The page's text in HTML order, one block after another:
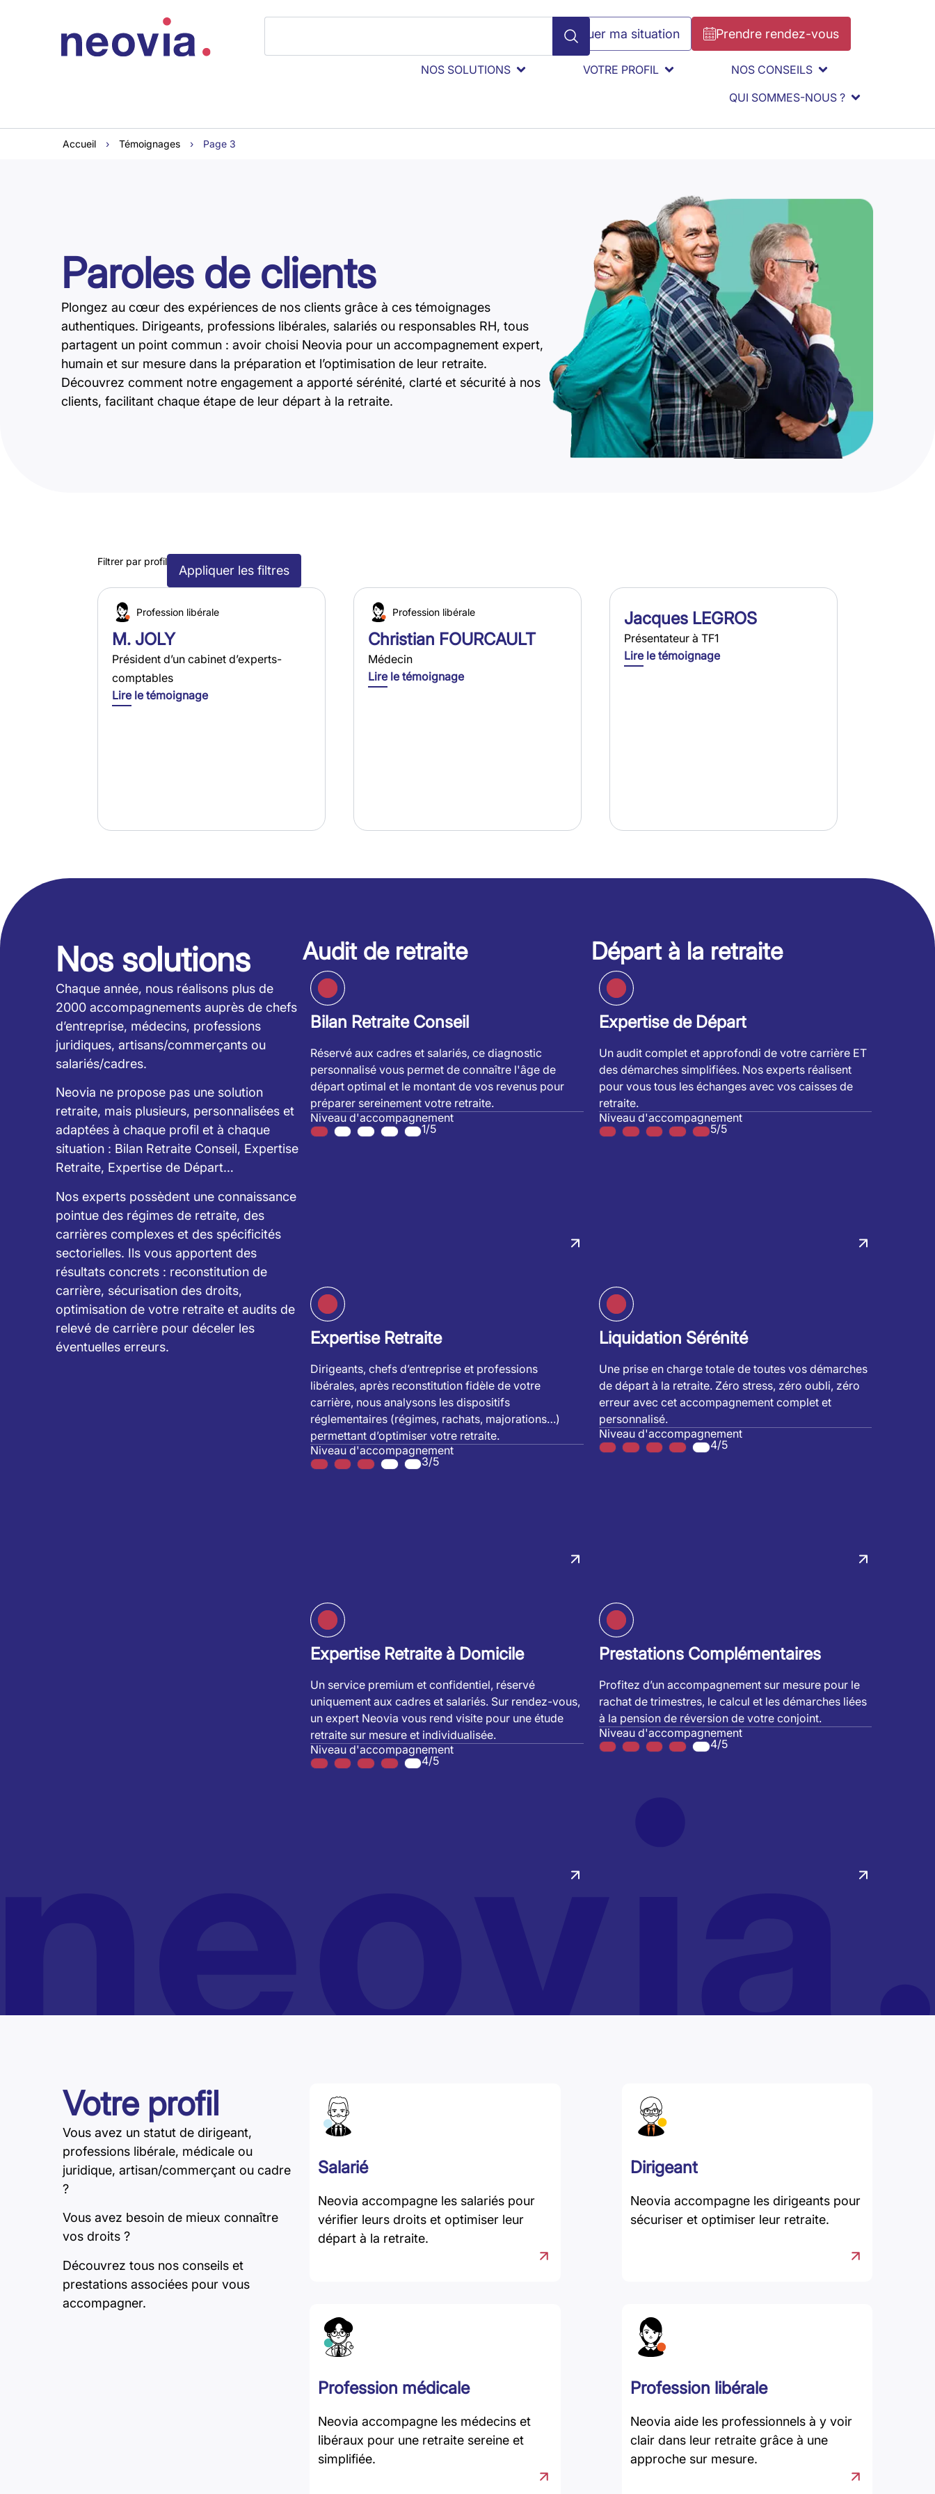
Évaluer ma situation Prendre rendez-vous
NOS SOLUTIONS VOTRE PROFIL
NOS CONSEILS
QUI SOMMES-NOUS ?
Accueil › Témoignages › Page 3
Paroles de clients
Plongez au cœur des expériences de nos clients grâce à ces témoignages
authentiques. Dirigeants, professions libérales, salariés ou responsables RH, tous
partagent un point commun : avoir choisi Neovia pour un accompagnement expert,
humain et sur mesure dans la préparation et l’optimisation de leur retraite.
Découvrez comment notre engagement a apporté sérénité, clarté et sécurité à nos
clients, facilitant chaque étape de leur départ à la retraite.
Filtrer par profil
Appliquer les filtres
Profession libérale
M. JOLY
Président d’un cabinet d’experts-
comptables
Lire le témoignage
Profession libérale
Christian FOURCAULT
Médecin
Lire le témoignage
Jacques LEGROS
Présentateur à TF1
Lire le témoignage
Nos solutions
Chaque année, nous réalisons plus de
2000 accompagnements auprès de chefs
d’entreprise, médecins, professions
juridiques, artisans/commerçants ou
salariés/cadres.
Neovia ne propose pas une solution
retraite, mais plusieurs, personnalisées et
adaptées à chaque profil et à chaque
situation : Bilan Retraite Conseil, Expertise
Retraite, Expertise de Départ…
Nos experts possèdent une connaissance
pointue des régimes de retraite, des
carrières complexes et des spécificités
sectorielles. Ils vous apportent des
résultats concrets : reconstitution de
carrière, sécurisation des droits,
optimisation de votre retraite et audits de
relevé de carrière pour déceler les
éventuelles erreurs.
Audit de retraite
Bilan Retraite Conseil
Réservé aux cadres et salariés, ce diagnostic
personnalisé vous permet de connaître l'âge de
départ optimal et le montant de vos revenus pour
préparer sereinement votre retraite.
Niveau d'accompagnement
1/5
Expertise Retraite
Dirigeants, chefs d’entreprise et professions
libérales, après reconstitution fidèle de votre
carrière, nous analysons les dispositifs
réglementaires (régimes, rachats, majorations…)
permettant d’optimiser votre retraite.
Niveau d'accompagnement
3/5
Expertise Retraite à Domicile
Un service premium et confidentiel, réservé
uniquement aux cadres et salariés. Sur rendez-vous,
un expert Neovia vous rend visite pour une étude
retraite sur mesure et individualisée.
Niveau d'accompagnement
4/5
Départ à la retraite
Expertise de Départ
Un audit complet et approfondi de votre carrière ET
des démarches simplifiées. Nos experts réalisent
pour vous tous les échanges avec vos caisses de
retraite.
Niveau d'accompagnement
5/5
Liquidation Sérénité
Une prise en charge totale de toutes vos démarches
de départ à la retraite. Zéro stress, zéro oubli, zéro
erreur avec cet accompagnement complet et
personnalisé.
Niveau d'accompagnement
4/5
Prestations Complémentaires
Profitez d’un accompagnement sur mesure pour le
rachat de trimestres, le calcul et les démarches liées
à la pension de réversion de votre conjoint.
Niveau d'accompagnement
4/5
Votre profil
Vous avez un statut de dirigeant,
professions libérale, médicale ou
juridique, artisan/commerçant ou cadre
?
Vous avez besoin de mieux connaître
vos droits ?
Découvrez tous nos conseils et
prestations associées pour vous
accompagner.
Salarié
Neovia accompagne les salariés pour
vérifier leurs droits et optimiser leur
départ à la retraite.
Dirigeant
Neovia accompagne les dirigeants pour
sécuriser et optimiser leur retraite.
Profession médicale
Neovia accompagne les médecins et
libéraux pour une retraite sereine et
simplifiée.
Profession libérale
Neovia aide les professionnels à y voir
clair dans leur retraite grâce à une
approche sur mesure.